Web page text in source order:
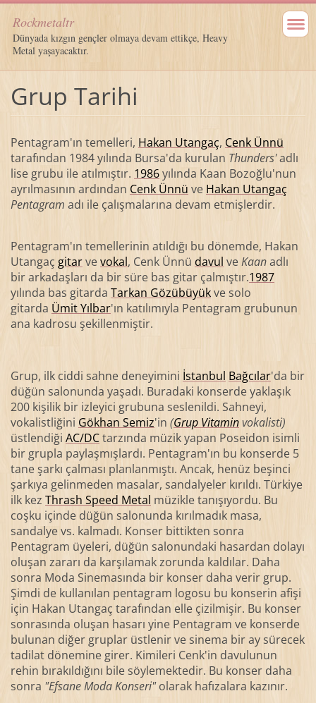
Rockmetaltr
Dünyada kızgın gençler olmaya devam ettikçe, Heavy
Metal yaşayacaktır.
Grup Tarihi
Pentagram'ın temelleri, Hakan Utangaç, Cenk Ünnü
tarafından 1984 yılında Bursa'da kurulan Thunders'adlı
lise grubu ile atılmıştır. 1986yılında Kaan Bozoğlu'nun
ayrılmasının ardından Cenk Ünnü ve Hakan Utangaç
Pentagram adı ile çalışmalarına devam etmişlerdir.
Pentagram'ın temellerinin atıldığı bu dönemde, Hakan
Utangaç gitarvevokal, Cenk Ünnü davul veKaanadlı
bir arkadaşları da bir süre bas gitar çalmıştır.1987
yılında bas gitarda Tarkan Gözübüyükve solo
gitarda Ümit Yılbar'ın katılımıyla Pentagram grubunun
ana kadrosu şekillenmiştir.
Grup, ilk ciddi sahne deneyimini İstanbul Bağcılar'da bir
düğün salonunda yaşadı. Buradaki konserde yaklaşık
200 kişilik bir izleyici grubuna seslenildi. Sahneyi,
vokalistliğini Gökhan Semiz'in (Grup Vitaminvokalisti)
üstlendiği AC/DCtarzında müzik yapan Poseidon isimli
bir grupla paylaşmışlardı. Pentagram'ın bu konserde 5
tane şarkı çalması planlanmıştı. Ancak, henüz beşinci
şarkıya gelinmeden masalar, sandalyeler kırıldı. Türkiye
ilk kez Thrash Speed Metal müzikle tanışıyordu. Bu
coşku içinde düğün salonunda kırılmadık masa,
sandalye vs. kalmadı. Konser bittikten sonra
Pentagram üyeleri, düğün salonundaki hasardan dolayı
oluşan zararı da karşılamak zorunda kaldılar. Daha
sonra Moda Sinemasında bir konser daha verir grup.
Şimdi de kullanılan pentagram logosu bu konserin afişi
için Hakan Utangaç tarafından elle çizilmişir. Bu konser
sonrasında oluşan hasarı yine Pentagram ve konserde
bulunan diğer gruplar üstlenir ve sinema bir ay sürecek
tadilat dönemine girer. Kimileri Cenk'in davulunun
rehin bırakıldığını bile söylemektedir. Bu konser daha
sonra "Efsane Moda Konseri"olarak hafızalara kazınır.